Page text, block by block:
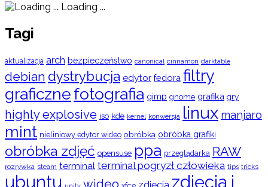
Loading ...
Tagi
aktualizacja arch bezpieczeństwo canonical cinnamon darktable
debian dystrybucja edytor fedora filtry
graficznefotografia gimp gnome grafika gry
highly explosive iso kde kernel konwersja linux manjaro
mint nieliniowy edytor wideo obróbka obróbka grafiki
obróbka zdjęć opensuse ppa przeglądarka RAW
rozrywka steam terminal terminal pogryzł człowieka tips tricks
ubuntu wideo
zdjęcia i